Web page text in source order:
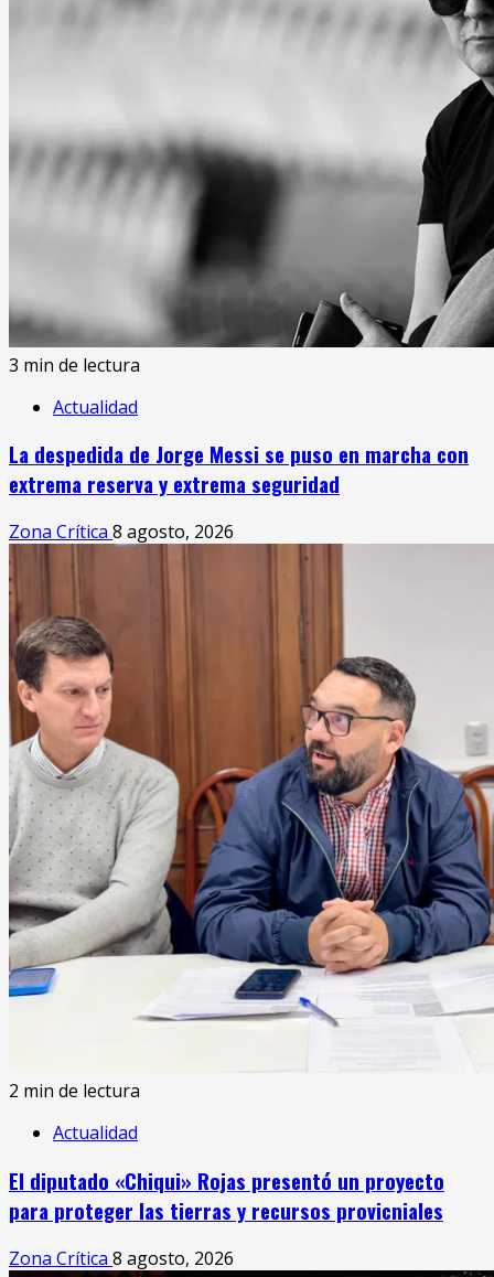
3 min de lectura
Actualidad
La despedida de Jorge Messi se puso en marcha con
extrema reserva y extrema seguridad
Zona Crítica 8 agosto, 2026
2 min de lectura
Actualidad
El diputado «Chiqui» Rojas presentó un proyecto
para proteger las tierras y recursos provicniales
Zona Crítica 8 agosto, 2026